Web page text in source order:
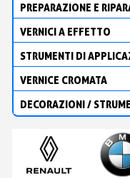
PREPARAZIONE E
VERNICI A EFFETTO
STRUMENTI DI
VERNICE CROMATA
DECORAZIONI /